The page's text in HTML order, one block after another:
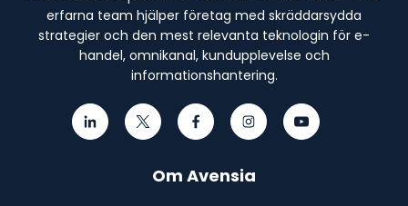
erfarna team hjälper företag med skräddarsydda
strategier och den mest relevanta teknologin för e-
handel, omnikanal, kundupplevelse och
informationshantering.
Om Avensia